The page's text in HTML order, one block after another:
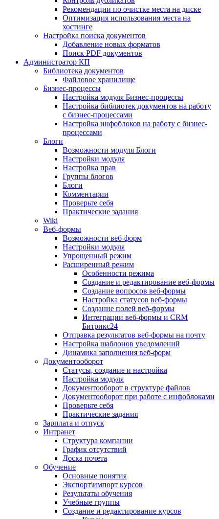
Рекомендации по очистке места на диске
Оптимизация использования места на
хостинге
Настройка поиска документов
Добавление новых форматов
Поиск PDF документов
Администратор КП
Библиотека документов
Файловое хранилище
Бизнес-процессы
Настройка модуля Бизнес-процессы
Настройка библиотек документов на работу
с бизнес-процессами
Настройка инфоблоков на работу с бизнес-
процессами
Блоги
Возможности модуля Блоги
Настройки модуля
Настройка прав
Группы блогов
Блоги
Комментарии
Проверьте себя
Практические задания
Wiki
Веб-формы
Возможности веб-форм
Настройки модуля
Упрощенный режим
Расширенный режим
Особенности режима
Создание и редактирование веб-формы
Создание вопросов веб-формы
Настройка статусов веб-формы
Создание полей веб-формы
Интеграции веб-формы и CRM
Битрикс24
Отправка результатов веб-формы на почту
Настройка шаблонов уведомлений
Динамика заполнения веб-форм
Документооборот
Статусы, создание и настройка
Настройка модуля
Документооборот в структуре файлов
Документооборот при работе с инфоблоками
Проверьте себя
Практические задания
Зарплата и отпуск
Интранет
Структура компании
График отсутствий
Доска почета
Обучение
Основные понятия
Экспорт\импорт курсов
Результаты обучения
Учебные группы
Создание и редактирование курсов